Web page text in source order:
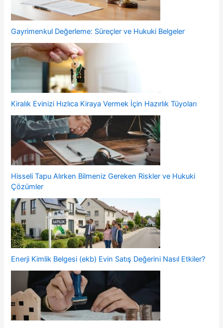
Gayrimenkul Değerleme: Süreçler ve Hukuki Belgeler
Kiralık Evinizi Hızlıca Kiraya Vermek İçin Hazırlık Tüyoları
Hisseli Tapu Alırken Bilmeniz Gereken Riskler ve Hukuki
Çözümler
Enerji Kimlik Belgesi (ekb) Evin Satış Değerini Nasıl Etkiler?